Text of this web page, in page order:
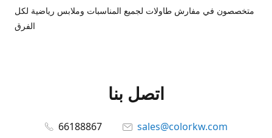
متخصصون في مفارش طاولات لجميع المناسبات وملابس رياضية لكل
الفرق
اتصل بنا
66188867
sales@colorkw.com